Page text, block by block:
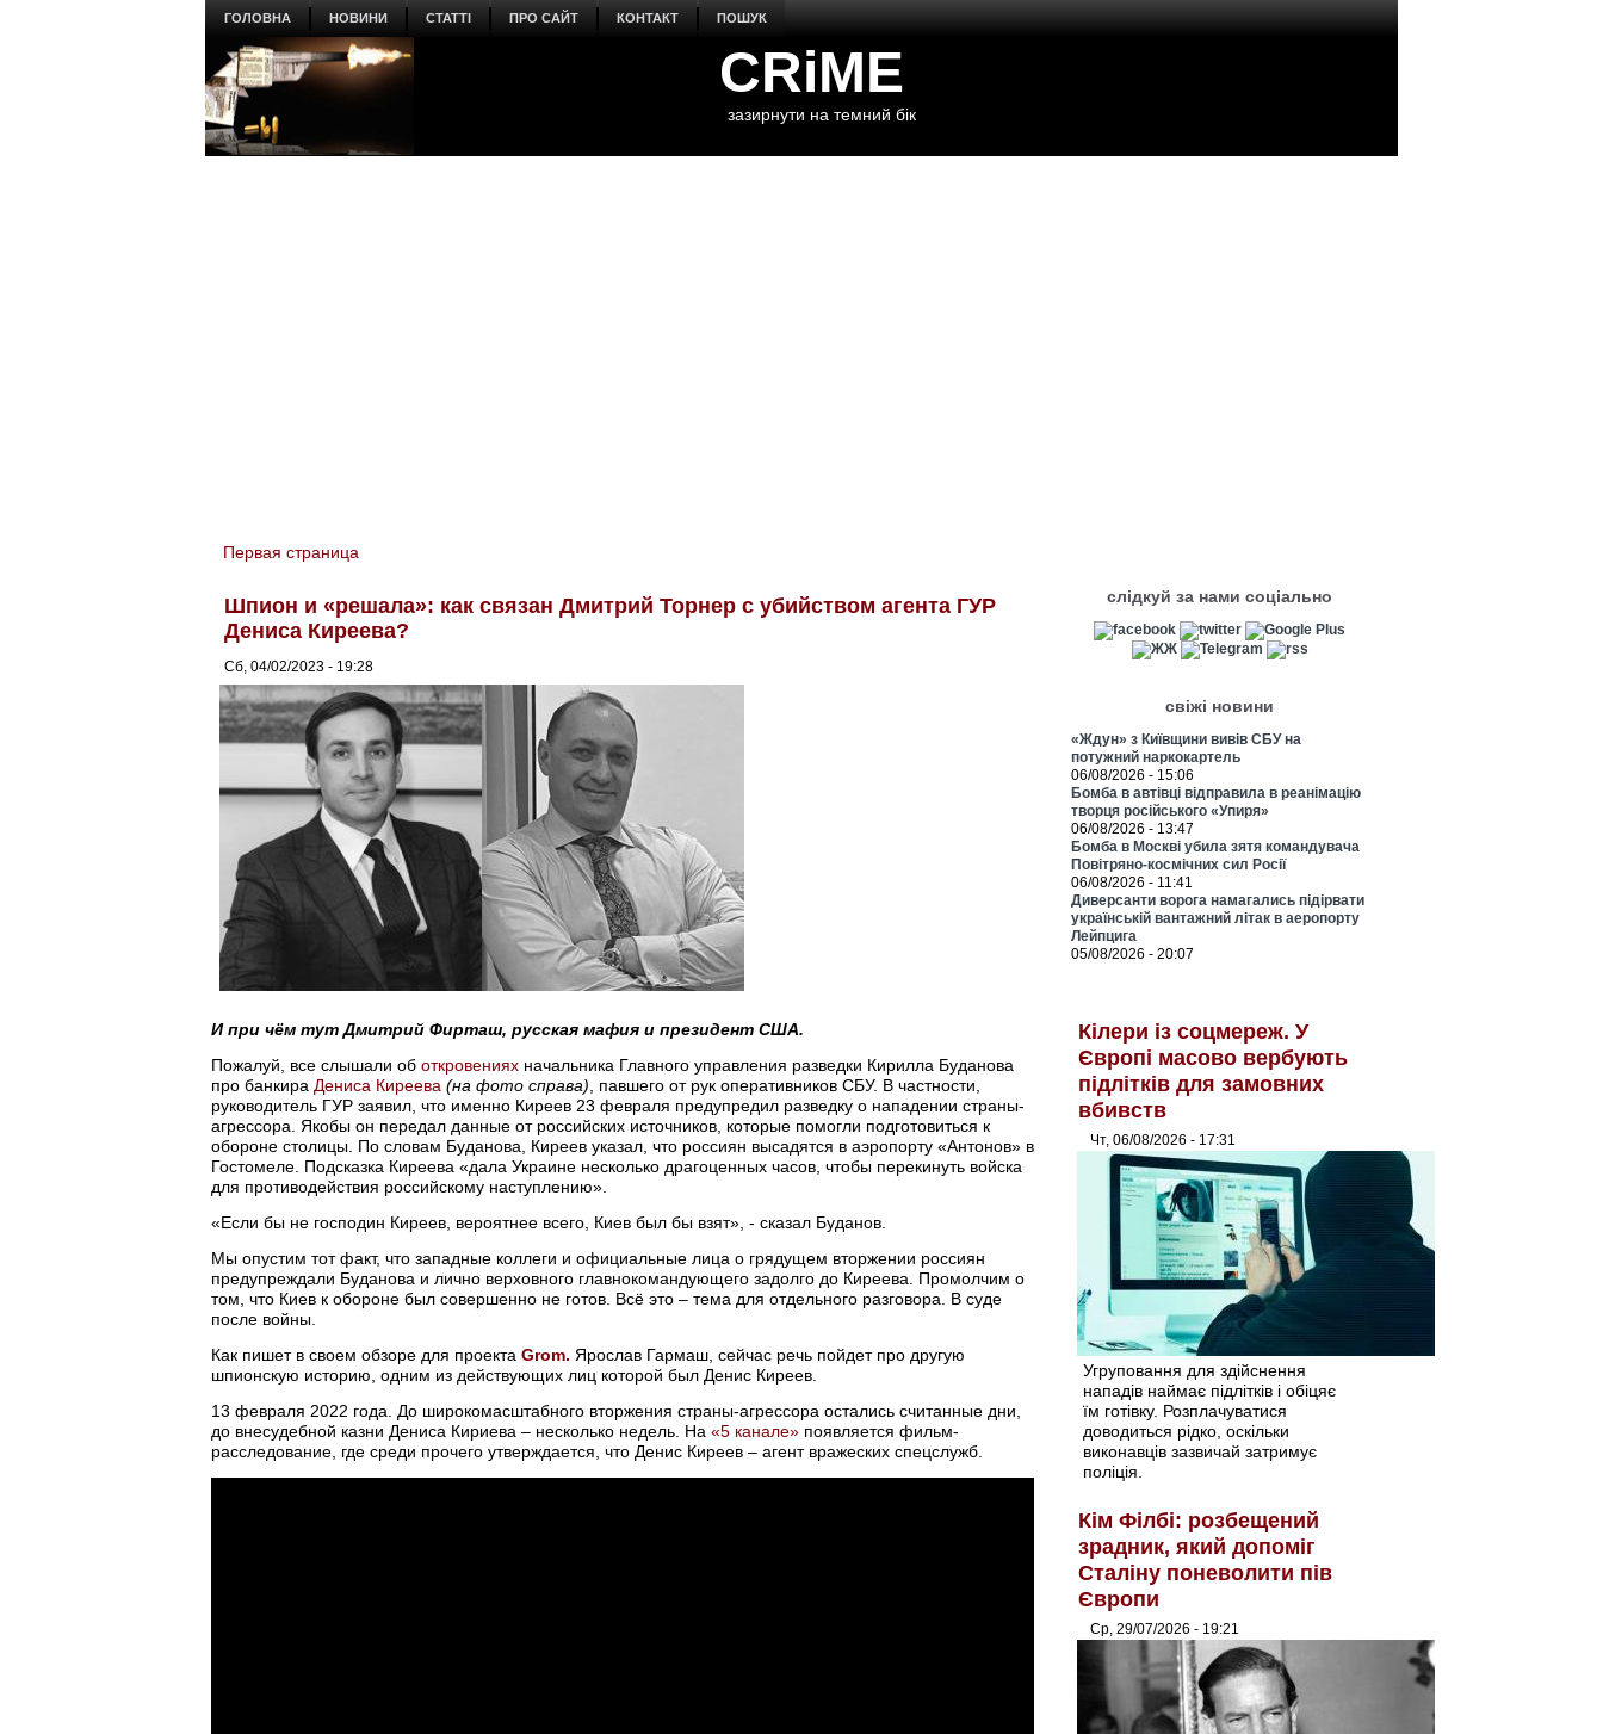
ГОЛОВНА НОВИНИ СТАТТІ ПРО САЙТ КОНТАКТ ПОШУК
CRiME
зазирнути на темний бік
You are here
Первая страница
Шпион и «решала»: как связан Дмитрий Торнер с убийством агента ГУР
Дениса Киреева?
Сб, 04/02/2023 - 19:28
И при чём тут Дмитрий Фирташ, русская мафия и президент США.
Пожалуй, все слышали об откровениях начальника Главного управления разведки Кирилла Буданова
про банкира Дениса Киреева (на фото справа) , павшего от рук оперативников СБУ. В частности,
руководитель ГУР заявил, что именно Киреев 23 февраля предупредил разведку о нападении страны-
агрессора. Якобы он передал данные от российских источников, которые помогли подготовиться к
обороне столицы. По словам Буданова, Киреев указал, что россиян высадятся в аэропорту «Антонов» в
Гостомеле. Подсказка Киреева «дала Украине несколько драгоценных часов, чтобы перекинуть войска
для противодействия российскому наступлению».
«Если бы не господин Киреев, вероятнее всего, Киев был бы взят», - сказал Буданов.
Мы опустим тот факт, что западные коллеги и официальные лица о грядущем вторжении россиян
предупреждали Буданова и лично верховного главнокомандующего задолго до Киреева. Промолчим о
том, что Киев к обороне был совершенно не готов. Всё это – тема для отдельного разговора. В суде
после войны.
Как пишет в своем обзоре для проекта Grom. Ярослав Гармаш, сейчас речь пойдет про другую
шпионскую историю, одним из действующих лиц которой был Денис Киреев.
13 февраля 2022 года. До широкомасштабного вторжения страны-агрессора остались считанные дни,
до внесудебной казни Дениса Кириева – несколько недель. На «5 канале» появляется фильм-
расследование, где среди прочего утверждается, что Денис Киреев – агент вражеских спецслужб.
слідкуй за нами соціально
свіжі новини
«Ждун» з Київщини вивів СБУ на
потужний наркокартель
06/08/2026 - 15:06
Бомба в автівці відправила в реанімацію
творця російського «Упиря»
06/08/2026 - 13:47
Бомба в Москві убила зятя командувача
Повітряно-космічних сил Росії
06/08/2026 - 11:41
Диверсанти ворога намагались підірвати
українській вантажний літак в аеропорту
Лейпцига
05/08/2026 - 20:07
Кілери із соцмереж. У
Європі масово вербують
підлітків для замовних
вбивств
Чт, 06/08/2026 - 17:31
Угруповання для здійснення
нападів наймає підлітків і обіцяє
їм готівку. Розплачуватися
доводиться рідко, оскільки
виконавців зазвичай затримує
поліція.
Кім Філбі: розбещений
зрадник, який допоміг
Сталіну поневолити пів
Європи
Ср, 29/07/2026 - 19:21